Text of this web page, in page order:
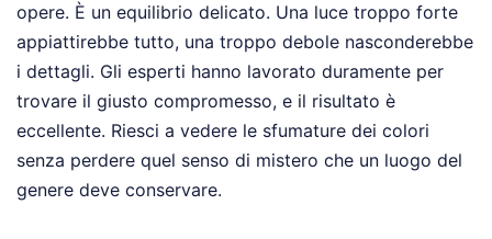
opere. È un equilibrio delicato. Una luce troppo forte
appiattirebbe tutto, una troppo debole nasconderebbe
i dettagli. Gli esperti hanno lavorato duramente per
trovare il giusto compromesso, e il risultato è
eccellente. Riesci a vedere le sfumature dei colori
senza perdere quel senso di mistero che un luogo del
genere deve conservare.